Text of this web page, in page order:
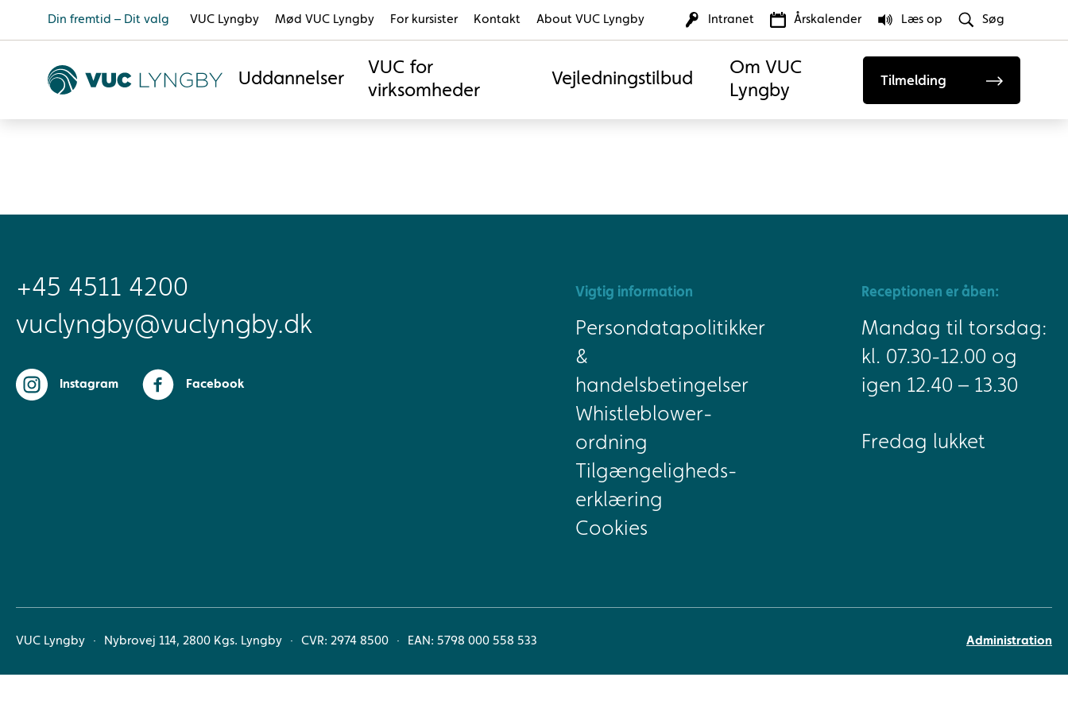
Din fremtid – Dit valg VUC Lyngby Mød VUC Lyngby For kursister Kontakt About VUC Lyngby Intranet Årskalender Læs op Søg
Uddannelser
VUC for
virksomheder
Vejledningstilbud
Om VUC
Lyngby
Tilmelding
+45 4511 4200
vuclyngby@vuclyngby.dk
Instagram Facebook
Vigtig information
Persondatapolitikker
&
handelsbetingelser
Whistleblower-
ordning
Tilgængeligheds-
erklæring
Cookies
Receptionen er åben:
Mandag til torsdag:
kl. 07.30-12.00 og
igen 12.40 – 13.30
Fredag lukket
VUC Lyngby Nybrovej 114, 2800 Kgs. Lyngby CVR: 2974 8500 EAN: 5798 000 558 533 Administration